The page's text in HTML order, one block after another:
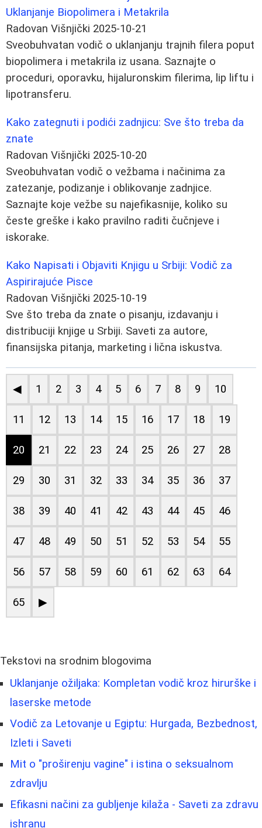
Uklanjanje Biopolimera i Metakrila
Radovan Višnjički 2025-10-21
Sveobuhvatan vodič o uklanjanju trajnih filera poput
biopolimera i metakrila iz usana. Saznajte o
proceduri, oporavku, hijaluronskim filerima, lip liftu i
lipotransferu.
Kako zategnuti i podići zadnjicu: Sve što treba da
znate
Radovan Višnjički 2025-10-20
Sveobuhvatan vodič o vežbama i načinima za
zatezanje, podizanje i oblikovanje zadnjice.
Saznajte koje vežbe su najefikasnije, koliko su
česte greške i kako pravilno raditi čučnjeve i
iskorake.
Kako Napisati i Objaviti Knjigu u Srbiji: Vodič za
Aspirirajuće Pisce
Radovan Višnjički 2025-10-19
Sve što treba da znate o pisanju, izdavanju i
distribuciji knjige u Srbiji. Saveti za autore,
finansijska pitanja, marketing i lična iskustva.
◀ 1 2 3 4 5 6 7 8 9 10
11 12 13 14 15 16 17 18 19
20 21 22 23 24 25 26 27 28
29 30 31 32 33 34 35 36 37
38 39 40 41 42 43 44 45 46
47 48 49 50 51 52 53 54 55
56 57 58 59 60 61 62 63 64
65 ▶
Tekstovi na srodnim blogovima
Uklanjanje ožiljaka: Kompletan vodič kroz hirurške i
laserske metode
Vodič za Letovanje u Egiptu: Hurgada, Bezbednost,
Izleti i Saveti
Mit o "proširenju vagine" i istina o seksualnom
zdravlju
Efikasni načini za gubljenje kilaža - Saveti za zdravu
ishranu